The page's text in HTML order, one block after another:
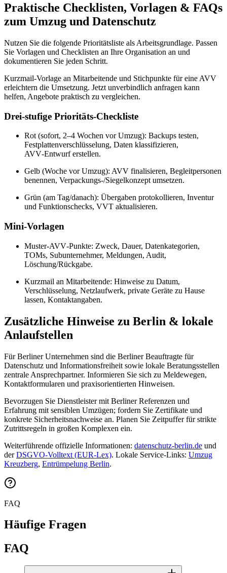
Praktische Checklisten, Vorlagen & FAQs
zum Umzug und Datenschutz
Nutzen Sie die folgende Prioritätsliste als Arbeitsgrundlage. Passen
Sie Vorlagen und Checklisten an Ihre Organisation an und
dokumentieren Sie jeden Schritt.
Kurzmail‑Vorlage an Mitarbeitende und Stichpunkte für eine AVV
erleichtern die Umsetzung. Jetzt unverbindlich anfragen kann
helfen, Angebote praktisch zu vergleichen.
Drei‑stufige Prioritäts‑Checkliste
Rot (sofort, 2–4 Wochen vor Umzug): Backups testen,
Festplattenverschlüsselung, Daten klassifizieren,
AVV‑Entwurf erstellen.
Gelb (Woche vor Umzug): AVV finalisieren, Begleitpersonen
benennen, Verpackungs‑/Siegelkonzept umsetzen.
Grün (am Tag/danach): Übergaben protokollieren, Inventur
und Funktionschecks, VVT aktualisieren.
Mini‑Vorlagen
Muster‑AVV‑Punkte: Zweck, Dauer, Datenkategorien,
TOMs, Subunternehmer, Meldungen, Audit,
Löschung/Rückgabe.
Kurzmail an Mitarbeitende: Hinweise zu Datum,
Verschlüsselung, Netzlaufwerk, private Geräte zu Hause
lassen, Kontaktangaben.
Zusätzliche Hinweise zu Berlin & lokale
Anlaufstellen
Für Berliner Unternehmen sind die Berliner Beauftragte für
Datenschutz und Informationsfreiheit sowie lokale Beratungsstellen
zentrale Ansprechpartner. Informieren Sie sich zu Meldewegen,
Kontaktformularen und praxisorientierten Hinweisen.
Bevorzugen Sie Dienstleister mit Berliner Referenzen und
Erfahrung mit sensiblen Umzügen; fordern Sie Zertifikate und
konkrete Sicherheitsnachweise an. Planen Sie Zeitpuffer für strikte
Zutrittsregeln in großen Komplexen ein.
Weiterführende offizielle Informationen: datenschutz‑berlin.de und
derDSGVO‑Volltext (EUR‑Lex). Lokale Service‑Links: Umzug
Kreuzberg, Entrümpelung Berlin.
FAQ
Häufige Fragen
FAQ